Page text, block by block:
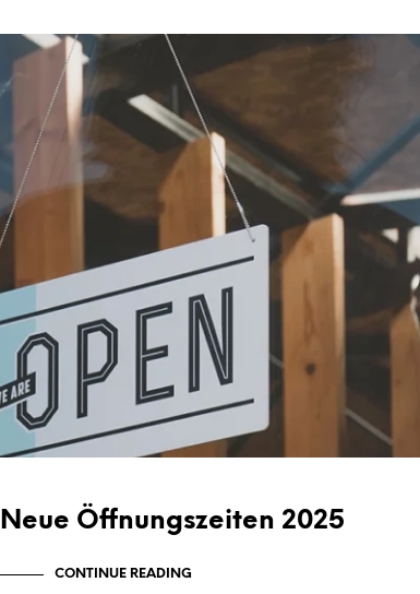
Neue Öffnungszeiten 2025
CONTINUE READING